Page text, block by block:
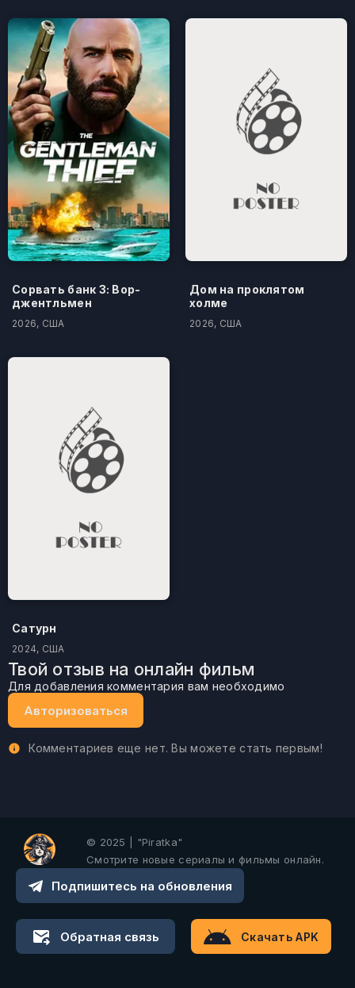
Сорвать банк 3: Вор-
джентльмен
2026, США
Дом на проклятом
холме
2026, США
Сатурн
2024, США
Твой отзыв на онлайн фильм
Для добавления комментария вам необходимо
Авторизоваться
Комментариев еще нет. Вы можете стать первым!
© 2025 | "Piratka"
Смотрите новые сериалы и фильмы онлайн.
Подпишитесь на обновления
Обратная связь Скачать APK